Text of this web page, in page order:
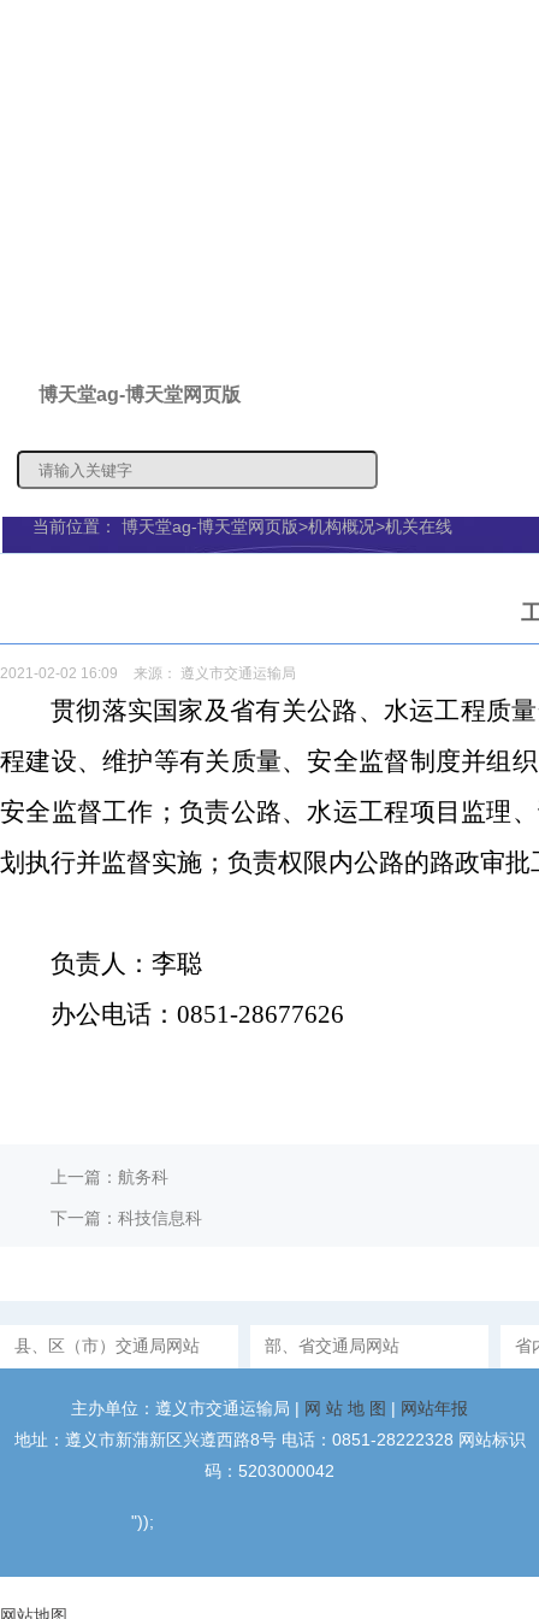
博天堂ag-博天堂网页版
当前位置： 博天堂ag-博天堂网页版>机构概况>机关在线
2021-02-02 16:09 来源： 遵义市交通运输局
贯彻落实国家及省有关公路、水运工程质
程建设、维护等有关质量、安全监督制度并组
安全监督工作；负责公路、水运工程项目监理
划执行并监督实施；负责权限内公路的路政审
负责人：李聪
办公电话：0851-28677626
上一篇：航务科
下一篇：科技信息科
县、区（市）交通局网站 部、省交通局网站 省
主办单位：遵义市交通运输局 | 网 站 地 图 | 网站年报
地址：遵义市新蒲新区兴遵西路8号 电话：0851-28222328 网站标识
码：5203000042
"));